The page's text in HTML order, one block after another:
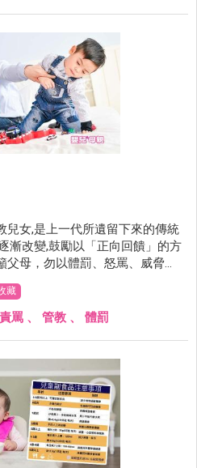
兒女,是上一代所遺留下來的傳統
漸改變,鼓勵以「正向回饋」的方
母，勿以體罰、怒罵、威脅、
藏
責罵 、 管教 、 體罰